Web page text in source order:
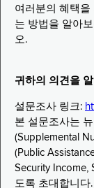
여러분의 혜택을
는 방법을 알아
오.
귀하의 의견을
설문조사 링크:
본 설문조사는
(Supplemental
(Public
Security Income,
도록 초대합니다